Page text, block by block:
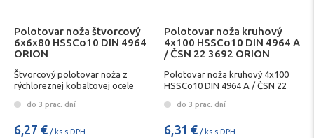
Polotovar noža štvorcový
6x6x80 HSSCo10 DIN 4964
ORION
Štvorcový polotovar noža z
rýchloreznej kobaltovej ocele
do 3 prac. dní
6,27 € / ks s DPH
Polotovar noža kruhový
4x100 HSSCo10 DIN 4964 A
/ ČSN 22 3692 ORION
Polotovar noža kruhový 4x100
HSSCo10 DIN 4964 A / ČSN 22
do 3 prac. dní
6,31 € / ks s DPH